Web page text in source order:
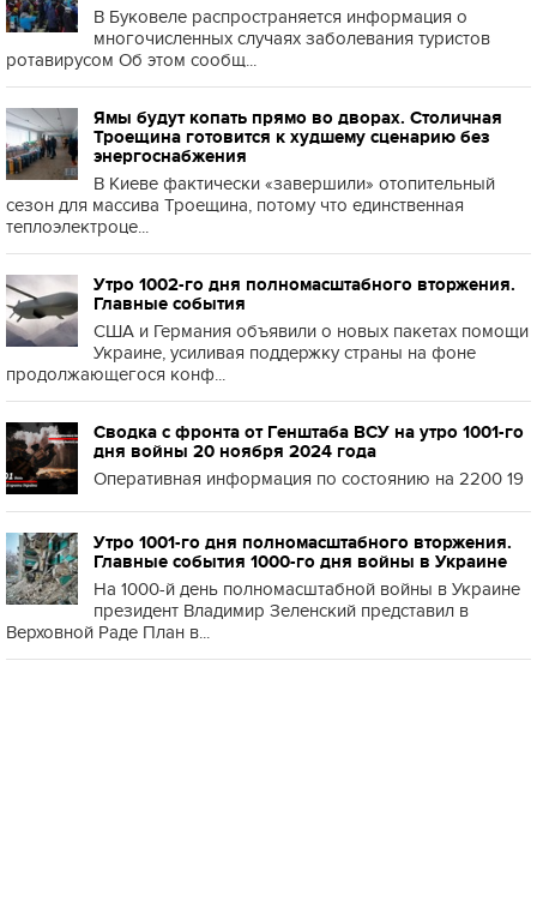
В Буковеле распространяется информация о
многочисленных случаях заболевания туристов
ротавирусом Об этом сообщ...
Ямы будут копать прямо во дворах. Столичная
Троещина готовится к худшему сценарию без
энергоснабжения
В Киеве фактически «завершили» отопительный
сезон для массива Троещина, потому что единственная
теплоэлектроце...
Утро 1002-го дня полномасштабного вторжения.
Главные события
США и Германия объявили о новых пакетах помощи
Украине, усиливая поддержку страны на фоне
продолжающегося конф...
Сводка с фронта от Генштаба ВСУ на утро 1001-го
дня войны 20 ноября 2024 года
Оперативная информация по состоянию на 2200 19
Утро 1001-го дня полномасштабного вторжения.
Главные события 1000-го дня войны в Украине
На 1000-й день полномасштабной войны в Украине
президент Владимир Зеленский представил в
Верховной Раде План в...